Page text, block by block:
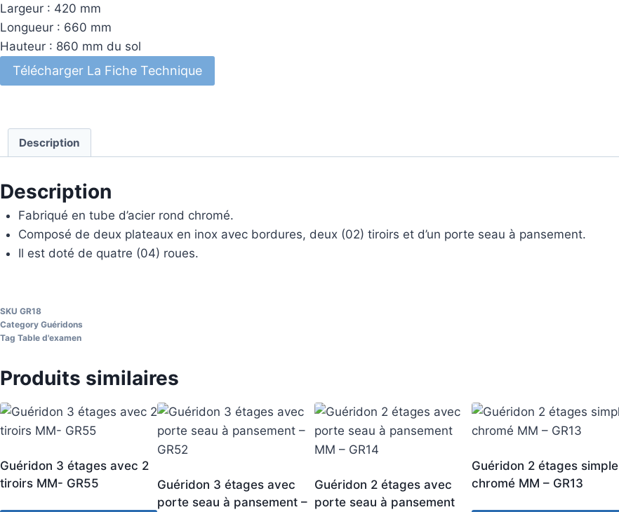
Largeur : 420 mm
Longueur : 660 mm
Hauteur : 860 mm du sol
Télécharger La Fiche Technique
Description
Description
Fabriqué en tube d’acier rond chromé.
Composé de deux plateaux en inox avec bordures, deux (02) tiroirs et d’un porte seau à pansement.
Il est doté de quatre (04) roues.
SKU GR18
Category Guéridons
Tag Table d'examen
Produits similaires
Guéridon 3 étages avec 2
tiroirs MM- GR55
Guéridon 3 étages avec
porte seau à pansement –
Guéridon 2 étages avec
porte seau à pansement
Guéridon 2 étages simple
chromé MM – GR13